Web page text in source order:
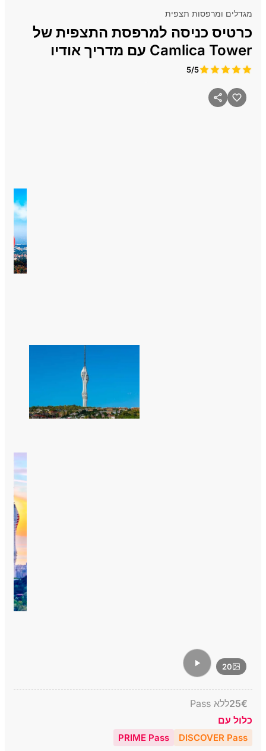
20
מגדלים ומרפסות תצפית
כרטיס כניסה למרפסת התצפית של
Camlica Tower עם מדריך אודיו
5/5
€
25ללא Pass
כלול עם
DISCOVER Pass
PRIME Pass